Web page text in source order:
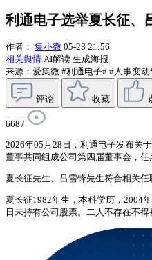
利通电子选举夏长征、
作者： 集小微 05-28 21:56
相关舆情 AI解读 生成海报
来源：爱集微 #利通电子# #人事变动
评论 收藏
6687
2026年05月28日，利通电子发布关
董事共同组成公司第四届董事会，任
夏长征先生、吕雪锋先生符合相关
夏长征1982年生，本科学历，2004
日未持有公司股票。二人不存在不